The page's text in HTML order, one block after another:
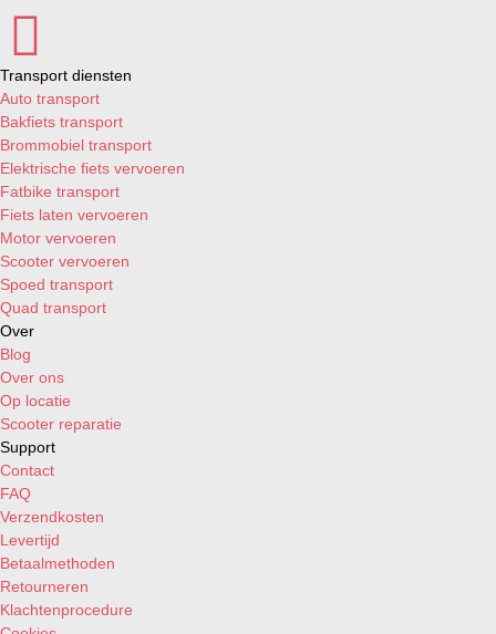
Vespa Sprint ABS 150i IGET AIR 4T 3V E5 '20-'23
Transport diensten
Auto transport
Bakfiets transport
Brommobiel transport
Elektrische fiets vervoeren
Fatbike transport
Fiets laten vervoeren
Motor vervoeren
Scooter vervoeren
Spoed transport
Quad transport
Over
Blog
Over ons
Op locatie
Scooter reparatie
Support
Contact
FAQ
Verzendkosten
Levertijd
Betaalmethoden
Retourneren
Klachtenprocedure